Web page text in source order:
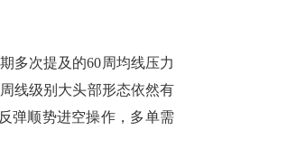
多次提及的60周均线压力
线级别大头部形态依然有
弹顺势进空操作，多单需